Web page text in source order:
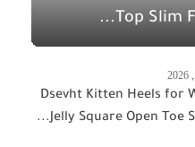
Top Slim
Dsevht Kitten Heels for
Jelly Square Open Toe